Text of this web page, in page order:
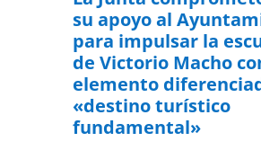
su apoyo al
para impulsar la
de Victorio Macho
elemento
«destino turístico
fundamental»